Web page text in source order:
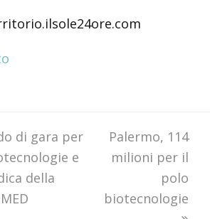
di gara per
e
della
next
post:
Palermo, 114
milioni per il
polo
biotecnologie